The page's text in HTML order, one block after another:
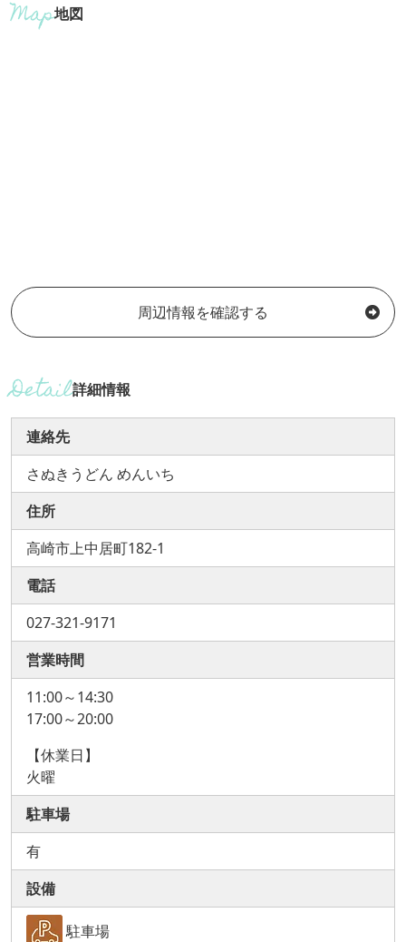
地図
周辺情報を確認する
詳細情報
連絡先
さぬきうどん めんいち
住所
高崎市上中居町182-1
電話
027-321-9171
営業時間
11:00～14:30
17:00～20:00
【休業日】
火曜
駐車場
有
設備
駐車場